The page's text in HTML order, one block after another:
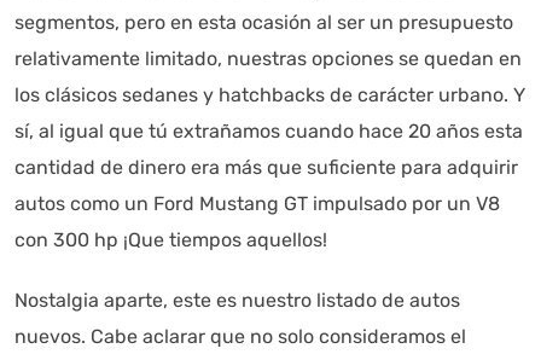
segmentos, pero en esta ocasión al ser un presupuesto
relativamente limitado, nuestras opciones se quedan en
los clásicos sedanes y hatchbacks de carácter urbano. Y
sí, al igual que tú extrañamos cuando hace 20 años esta
cantidad de dinero era más que suficiente para adquirir
autos como un Ford Mustang GT impulsado por un V8
con 300 hp ¡Que tiempos aquellos!
Nostalgia aparte, este es nuestro listado de autos
nuevos. Cabe aclarar que no solo consideramos el